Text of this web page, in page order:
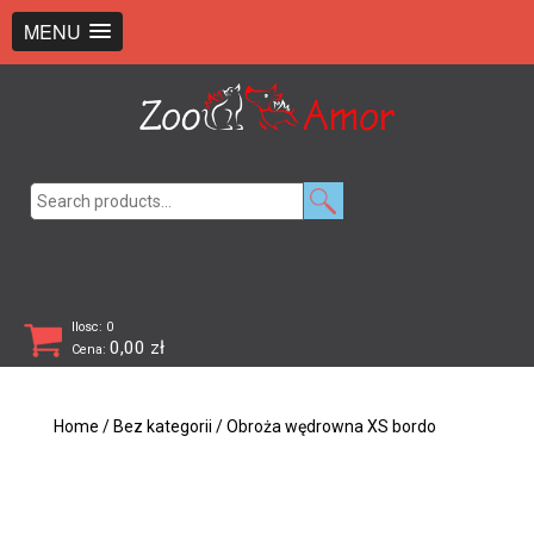
MENU
Ilosc: 0
Cena: 0,00 zł
Home / Bez kategorii / Obroża wędrowna XS bordo